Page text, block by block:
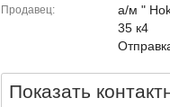
Продавец
а/м "
35 к4
Показать